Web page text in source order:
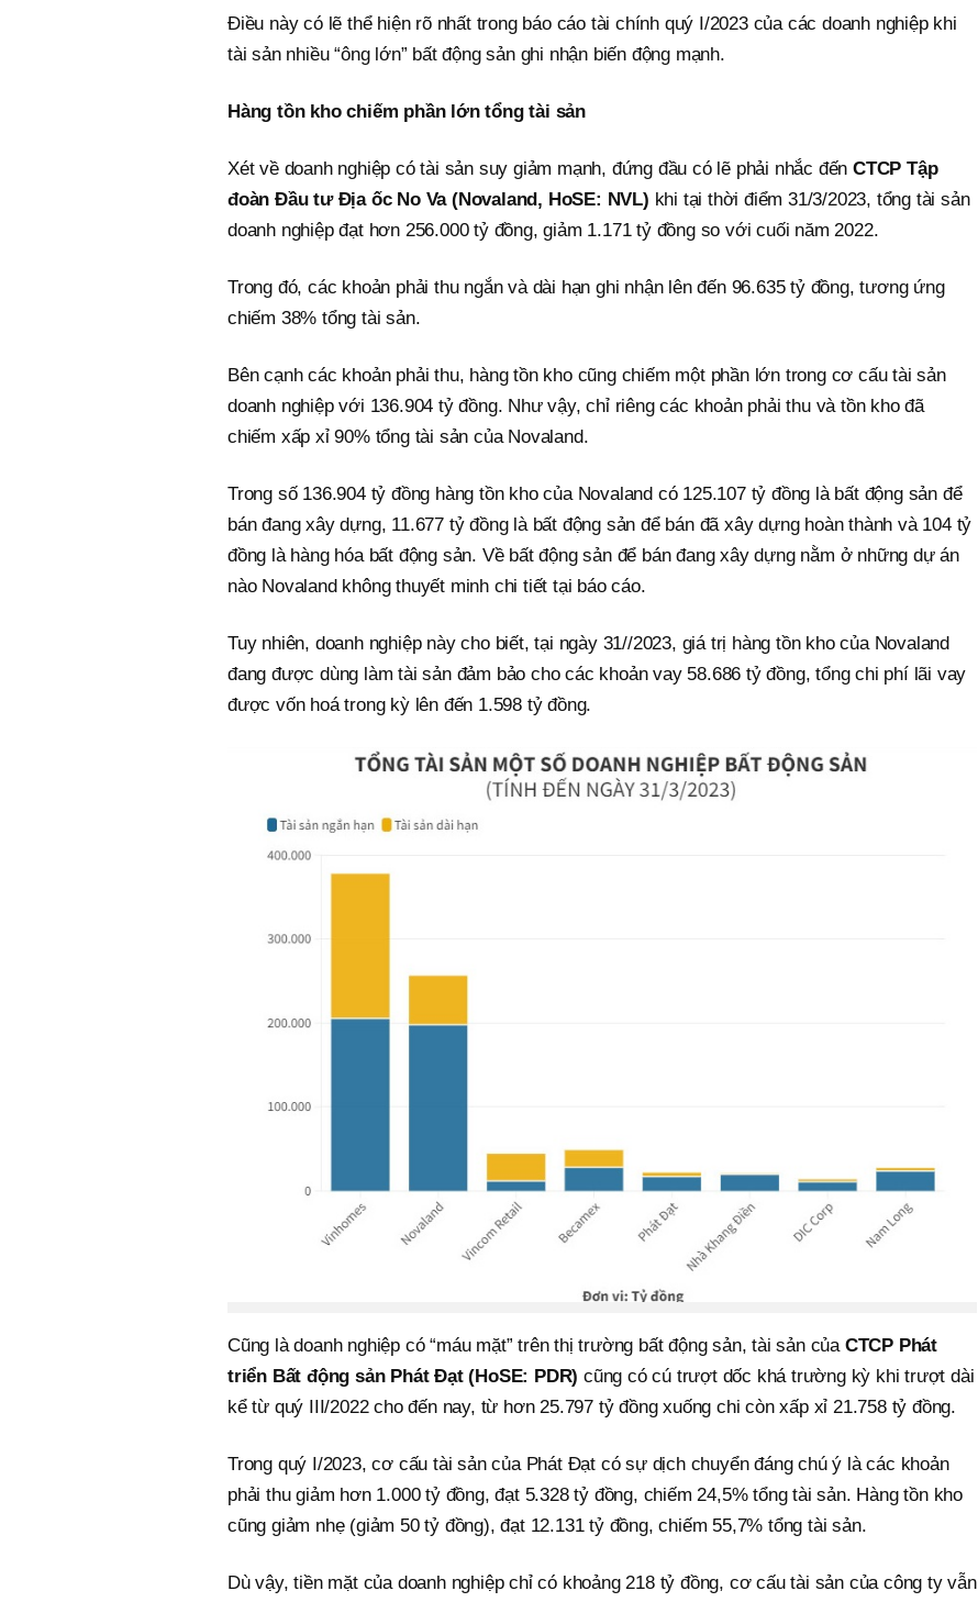
Điều này có lẽ thể hiện rõ nhất trong báo cáo tài chính quý I/2023 của các doanh nghiệp khi
tài sản nhiều “ông lớn” bất động sản ghi nhận biến động mạnh.
Hàng tồn kho chiếm phần lớn tổng tài sản
Xét về doanh nghiệp có tài sản suy giảm mạnh, đứng đầu có lẽ phải nhắc đến CTCP Tập
đoàn Đầu tư Địa ốc No Va (Novaland, HoSE: NVL) khi tại thời điểm 31/3/2023, tổng tài sản
doanh nghiệp đạt hơn 256.000 tỷ đồng, giảm 1.171 tỷ đồng so với cuối năm 2022.
Trong đó, các khoản phải thu ngắn và dài hạn ghi nhận lên đến 96.635 tỷ đồng, tương ứng
chiếm 38% tổng tài sản.
Bên cạnh các khoản phải thu, hàng tồn kho cũng chiếm một phần lớn trong cơ cấu tài sản
doanh nghiệp với 136.904 tỷ đồng. Như vậy, chỉ riêng các khoản phải thu và tồn kho đã
chiếm xấp xỉ 90% tổng tài sản của Novaland.
Trong số 136.904 tỷ đồng hàng tồn kho của Novaland có 125.107 tỷ đồng là bất động sản để
bán đang xây dựng, 11.677 tỷ đồng là bất động sản để bán đã xây dựng hoàn thành và 104 tỷ
đồng là hàng hóa bất động sản. Về bất động sản để bán đang xây dựng nằm ở những dự án
nào Novaland không thuyết minh chi tiết tại báo cáo.
Tuy nhiên, doanh nghiệp này cho biết, tại ngày 31//2023, giá trị hàng tồn kho của Novaland
đang được dùng làm tài sản đảm bảo cho các khoản vay 58.686 tỷ đồng, tổng chi phí lãi vay
được vốn hoá trong kỳ lên đến 1.598 tỷ đồng.
Cũng là doanh nghiệp có “máu mặt” trên thị trường bất động sản, tài sản của CTCP Phát
triển Bất động sản Phát Đạt (HoSE: PDR) cũng có cú trượt dốc khá trường kỳ khi trượt dài
kể từ quý III/2022 cho đến nay, từ hơn 25.797 tỷ đồng xuống chi còn xấp xỉ 21.758 tỷ đồng.
Trong quý I/2023, cơ cấu tài sản của Phát Đạt có sự dịch chuyển đáng chú ý là các khoản
phải thu giảm hơn 1.000 tỷ đồng, đạt 5.328 tỷ đồng, chiếm 24,5% tổng tài sản. Hàng tồn kho
cũng giảm nhẹ (giảm 50 tỷ đồng), đạt 12.131 tỷ đồng, chiếm 55,7% tổng tài sản.
Dù vậy, tiền mặt của doanh nghiệp chỉ có khoảng 218 tỷ đồng, cơ cấu tài sản của công ty vẫn